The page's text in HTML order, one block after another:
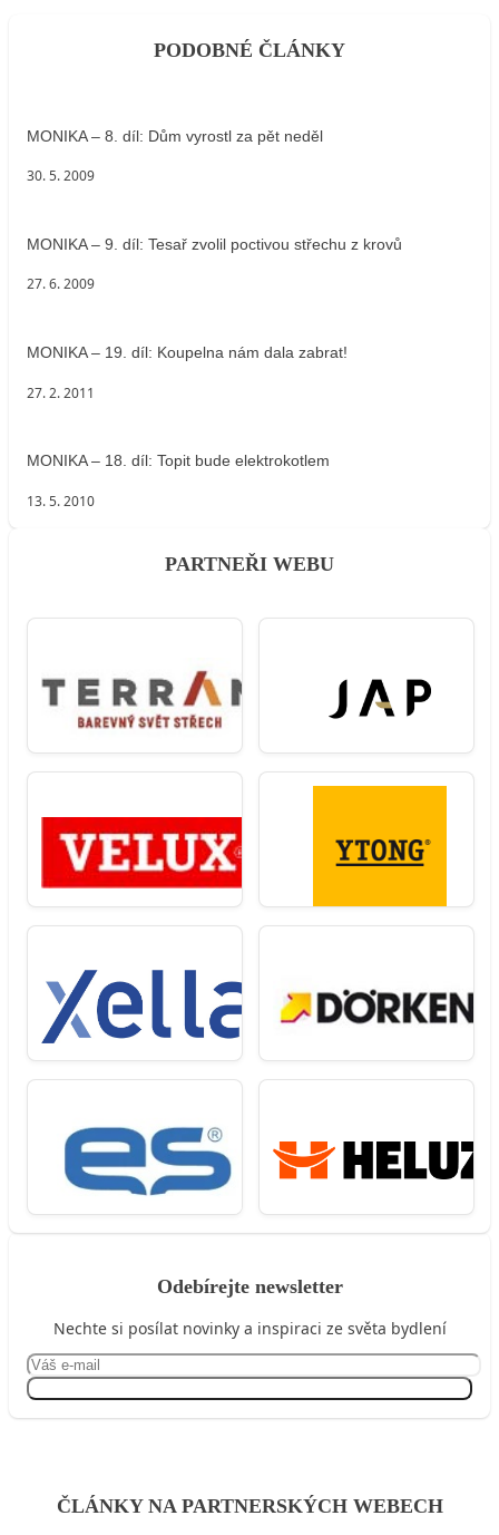
PODOBNÉ ČLÁNKY
MONIKA – 8. díl: Dům vyrostl za pět neděl
30. 5. 2009
MONIKA – 9. díl: Tesař zvolil poctivou střechu z krovů
27. 6. 2009
MONIKA – 19. díl: Koupelna nám dala zabrat!
27. 2. 2011
MONIKA – 18. díl: Topit bude elektrokotlem
13. 5. 2010
PARTNEŘI WEBU
Odebírejte newsletter
Nechte si posílat novinky a inspiraci ze světa bydlení
ČLÁNKY NA PARTNERSKÝCH WEBECH